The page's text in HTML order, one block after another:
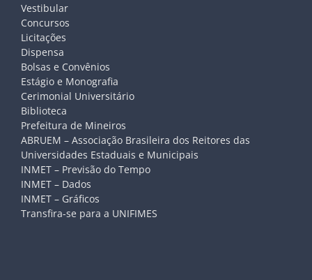
Vestibular
Concursos
Licitações
Dispensa
Bolsas e Convênios
Estágio e Monografia
Cerimonial Universitário
Biblioteca
Prefeitura de Mineiros
ABRUEM – Associação Brasileira dos Reitores das
Universidades Estaduais e Municipais
INMET – Previsão do Tempo
INMET – Dados
INMET – Gráficos
Transfira-se para a UNIFIMES